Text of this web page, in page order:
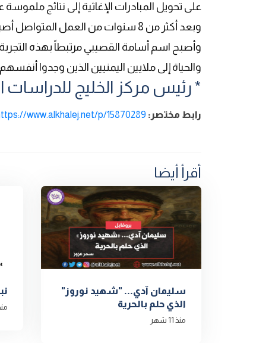
على تحويل المبادرات الإغاثية إلى نتائج
وبعد أكثر من 8 سنوات من العمل
وأصبح اسم أسامة القصيبي مرتبطاً بهذه
والحياة إلى ملايين اليمنيين الذين وجدوا
* رئيس مركز الخليج للدراسات
رابط مختصر: www.alkhalej.net/p/15870289
أقرأ أيضا
سليمان آدي... "شهيد نوروز"
الذي حلم بالحرية
منذ 11 شهر